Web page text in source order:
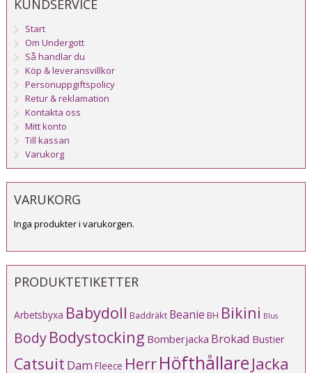
KUNDSERVICE
Start
Om Undergott
Så handlar du
Köp & leveransvillkor
Personuppgiftspolicy
Retur & reklamation
Kontakta oss
Mitt konto
Till kassan
Varukorg
VARUKORG
Inga produkter i varukorgen.
PRODUKTETIKETTER
Arbetsbyxa Babydoll Baddräkt Beanie BH Bikini Blus
BodyBodystocking Bomberjacka Brokad Bustier
Catsuit Dam Fleece HerrHöfthållare Jacka